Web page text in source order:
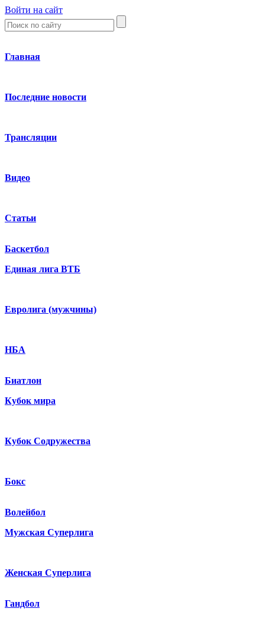
Войти на сайт
Главная
Последние новости
Трансляции
Видео
Статьи
Баскетбол
Единая лига ВТБ
Евролига (мужчины)
НБА
Биатлон
Кубок мира
Кубок Содружества
Бокс
Волейбол
Мужская Суперлига
Женская Суперлига
Гандбол